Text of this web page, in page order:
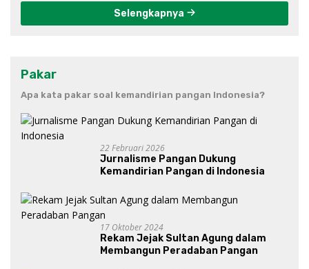
Selengkapnya
Pakar
Apa kata pakar soal kemandirian pangan Indonesia?
22 Februari 2026
Jurnalisme Pangan Dukung
Kemandirian Pangan di Indonesia
17 Oktober 2024
Rekam Jejak Sultan Agung dalam
Membangun Peradaban Pangan